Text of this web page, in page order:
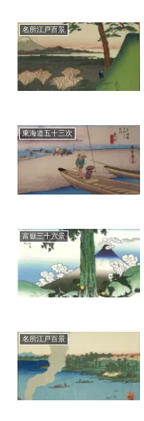
名所江戸百景
東海道五十三次
富嶽三十六景
名所江戸百景